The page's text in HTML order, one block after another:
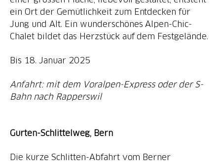
ein Ort der Gemütlichkeit zum Entdecken für
Jung und Alt. Ein wunderschönes Alpen-Chic-
Chalet bildet das Herzstück auf dem Festgelände.
Bis 18. Januar 2025
Anfahrt: mit dem Voralpen-Express oder der S-
Bahn nach Rapperswil
Gurten-Schlittelweg, Bern
Die kurze Schlitten-Abfahrt vom Berner